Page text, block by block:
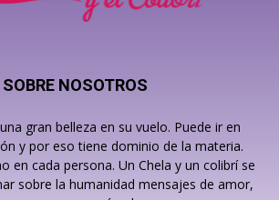
SOBRE NOSOTROS
gran belleza en su vuelo. Puede ir en
y por eso tiene dominio de la materia.
en cada persona. Un Chela y un colibrí se
sobre la humanidad mensajes de amor,